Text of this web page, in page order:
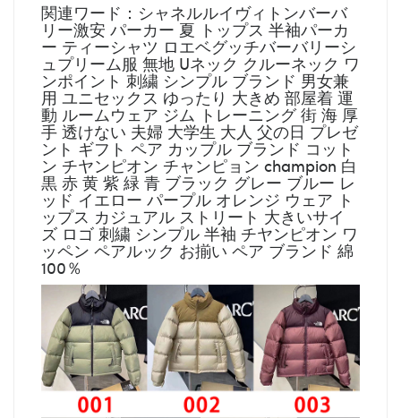
関連ワード：シャネルルイヴィトンバーバ
リー激安 パーカー 夏 トップス 半袖パーカ
ー ティーシャツ ロエベグッチバーバリーシ
ュプリーム服 無地 Uネック クルーネック ワ
ンポイント 刺繍 シンプル ブランド 男女兼
用 ユニセックス ゆったり 大きめ 部屋着 運
動 ルームウェア ジム トレーニング 街 海 厚
手 透けない 夫婦 大学生 大人 父の日 プレゼ
ント ギフト ペア カップル ブランド コット
ン チヤンピオン チャンピョン champion 白
黒 赤 黄 紫 緑 青 ブラック グレー ブルー レ
ッド イエロー パープル オレンジ ウェア ト
ップス カジュアル ストリート 大きいサイ
ズ ロゴ 刺繍 シンプル 半袖 チヤンピオン ワ
ッペン ペアルック お揃い ペア ブランド 綿
100％